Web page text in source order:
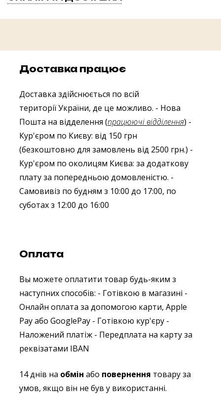
Доставка працює
Доставка здійснюється по всій
території України, де це можливо. - Нова
Пошта на відделення (працюючі відділення) -
Кур'єром по Києву: від 150 грн
(безкоштовно для замовлень від 2500 грн.) -
Кур'єром по околицям Києва: за додаткову
плату за попередньою домовленістю. -
Самовивіз по будням з 10:00 до 17:00, по
суботах з 12:00 до 16:00
Оплата
Вы можете оплатити товар будь-яким з
наступних способів: - Готівкою в магазині -
Онлайн оплата за допомогою карти, Apple
Pay або GooglePay - Готівкою кур'єру -
Наложений платіж - Передплата на карту за
реквізатами IBAN
14 днів на обмін або повернення товару за
умов, якщо він не був у використанні.